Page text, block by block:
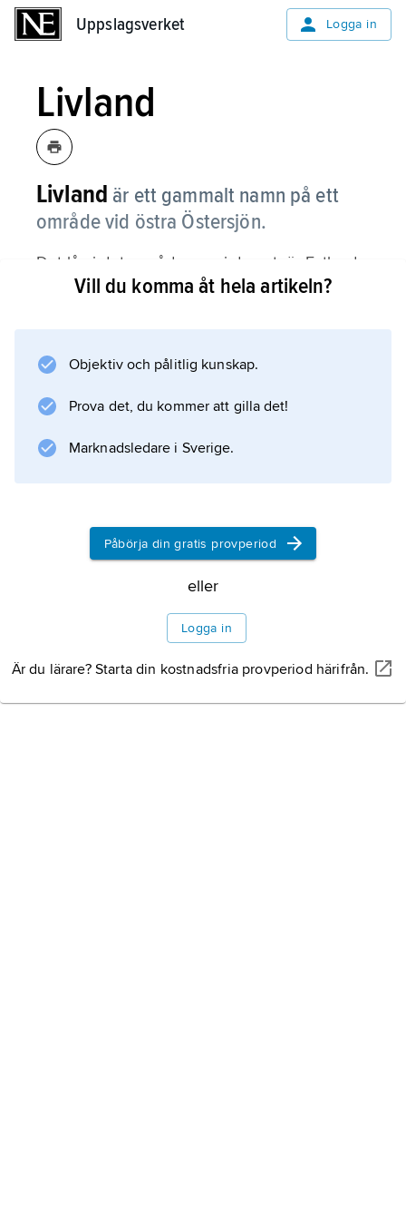
Uppslagsverket Logga in
Livland
Livland är ett gammalt namn på ett
område vid östra Östersjön.
Det låg i det område som i dag utgör Estland
och Lettland.
Vill du komma åt hela artikeln?
Objektiv och pålitlig kunskap.
Prova det, du kommer att gilla det!
Marknadsledare i Sverige.
Påbörja din gratis provperiod
eller
Logga in
Är du lärare? Starta din kostnadsfria provperiod härifrån.